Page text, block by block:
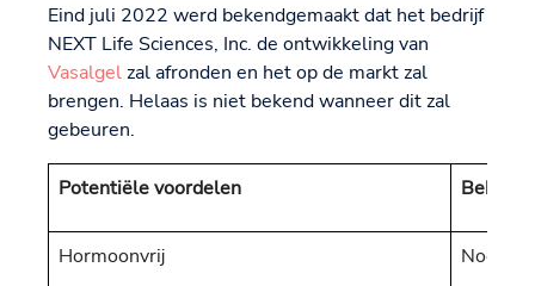
Eind juli 2022 werd bekendgemaakt dat het bedrijf
NEXT Life Sciences, Inc. de ontwikkeling van
Vasalgelzal afronden en het op de markt zal
brengen. Helaas is niet bekend wanneer dit zal
gebeuren.
Potentiële voordelen
Hormoonvrij Nog